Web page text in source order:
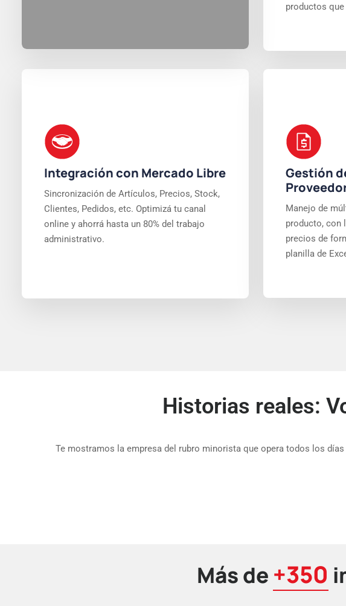
productos
Integración con Mercado Libre
Sincronización de Artículos, Precios, Stock,
Clientes, Pedidos, etc. Optimizá tu canal
online y ahorrá hasta un 80% del trabajo
administrativo.
Gestión
Manejo de
producto, con
precios de
planilla de
Historias reales:
Te mostramos la empresa del rubro minorista que opera todos los
Más de +350